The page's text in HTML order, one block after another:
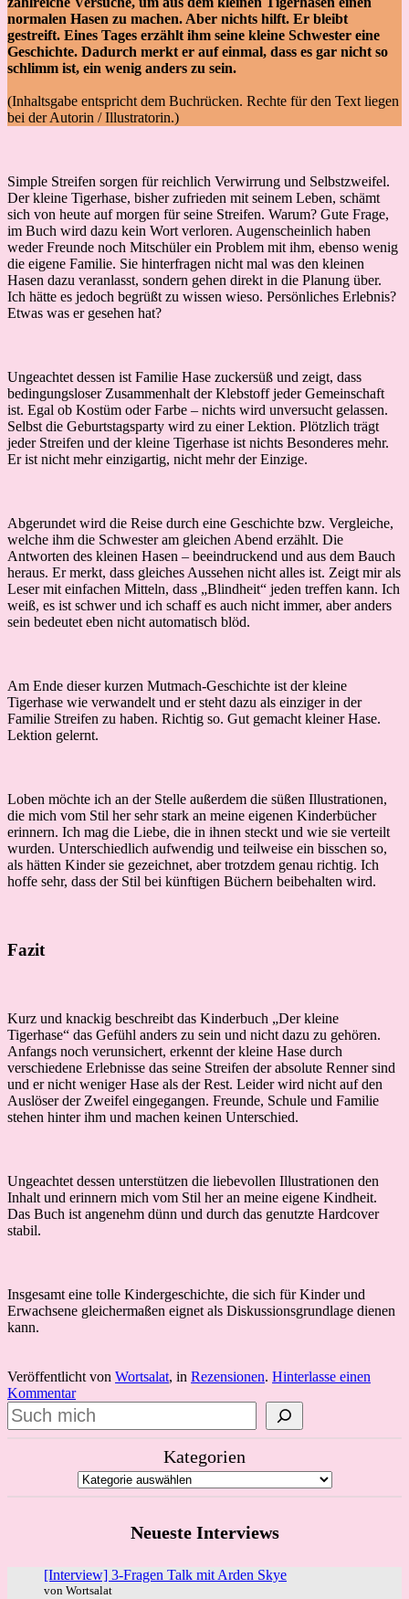
normalen Hasen zu machen. Aber nichts hilft. Er bleibt
gestreift. Eines Tages erzählt ihm seine kleine Schwester eine
Geschichte. Dadurch merkt er auf einmal, dass es gar nicht so
schlimm ist, ein wenig anders zu sein.
(Inhaltsgabe entspricht dem Buchrücken. Rechte für den Text liegen
bei der Autorin / Illustratorin.)
Simple Streifen sorgen für reichlich Verwirrung und Selbstzweifel.
Der kleine Tigerhase, bisher zufrieden mit seinem Leben, schämt
sich von heute auf morgen für seine Streifen. Warum? Gute Frage,
im Buch wird dazu kein Wort verloren. Augenscheinlich haben
weder Freunde noch Mitschüler ein Problem mit ihm, ebenso wenig
die eigene Familie. Sie hinterfragen nicht mal was den kleinen
Hasen dazu veranlasst, sondern gehen direkt in die Planung über.
Ich hätte es jedoch begrüßt zu wissen wieso. Persönliches Erlebnis?
Etwas was er gesehen hat?
Ungeachtet dessen ist Familie Hase zuckersüß und zeigt, dass
bedingungsloser Zusammenhalt der Klebstoff jeder Gemeinschaft
ist. Egal ob Kostüm oder Farbe – nichts wird unversucht gelassen.
Selbst die Geburtstagsparty wird zu einer Lektion. Plötzlich trägt
jeder Streifen und der kleine Tigerhase ist nichts Besonderes mehr.
Er ist nicht mehr einzigartig, nicht mehr der Einzige.
Abgerundet wird die Reise durch eine Geschichte bzw. Vergleiche,
welche ihm die Schwester am gleichen Abend erzählt. Die
Antworten des kleinen Hasen – beeindruckend und aus dem Bauch
heraus. Er merkt, dass gleiches Aussehen nicht alles ist. Zeigt mir als
Leser mit einfachen Mitteln, dass „Blindheit“ jeden treffen kann. Ich
weiß, es ist schwer und ich schaff es auch nicht immer, aber anders
sein bedeutet eben nicht automatisch blöd.
Am Ende dieser kurzen Mutmach-Geschichte ist der kleine
Tigerhase wie verwandelt und er steht dazu als einziger in der
Familie Streifen zu haben. Richtig so. Gut gemacht kleiner Hase.
Lektion gelernt.
Loben möchte ich an der Stelle außerdem die süßen Illustrationen,
die mich vom Stil her sehr stark an meine eigenen Kinderbücher
erinnern. Ich mag die Liebe, die in ihnen steckt und wie sie verteilt
wurden. Unterschiedlich aufwendig und teilweise ein bisschen so,
als hätten Kinder sie gezeichnet, aber trotzdem genau richtig. Ich
hoffe sehr, dass der Stil bei künftigen Büchern beibehalten wird.
Fazit
Kurz und knackig beschreibt das Kinderbuch „Der kleine
Tigerhase“ das Gefühl anders zu sein und nicht dazu zu gehören.
Anfangs noch verunsichert, erkennt der kleine Hase durch
verschiedene Erlebnisse das seine Streifen der absolute Renner sind
und er nicht weniger Hase als der Rest. Leider wird nicht auf den
Auslöser der Zweifel eingegangen. Freunde, Schule und Familie
stehen hinter ihm und machen keinen Unterschied.
Ungeachtet dessen unterstützen die liebevollen Illustrationen den
Inhalt und erinnern mich vom Stil her an meine eigene Kindheit.
Das Buch ist angenehm dünn und durch das genutzte Hardcover
stabil.
Insgesamt eine tolle Kindergeschichte, die sich für Kinder und
Erwachsene gleichermaßen eignet als Diskussionsgrundlage dienen
kann.
Veröffentlicht von Wortsalat, in Rezensionen. Hinterlasse einen
Kommentar
Suchen
Kategorien
Neueste Interviews
[Interview] 3-Fragen Talk mit Arden Skye
von Wortsalat